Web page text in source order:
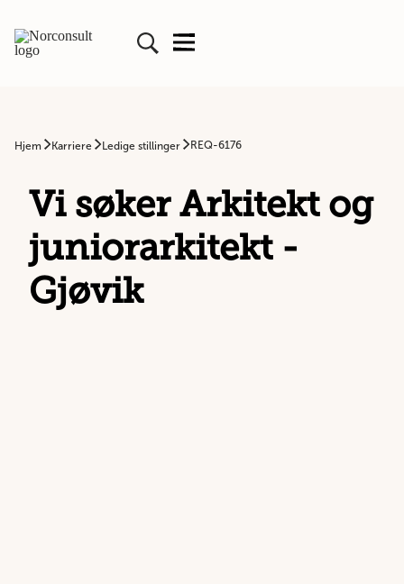
Hjem Karriere Ledige stillinger REQ-6176
Vi søker Arkitekt og
juniorarkitekt -
Gjøvik